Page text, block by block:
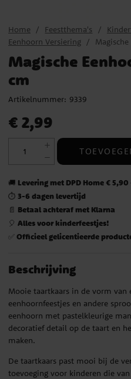
Home Feestthema's
Eenhoorn Versiering
Magische
cm
Artikelnummer: 9339
Prijs: € 2,99
€ 2,99
🚚 Levering met DPD Home €
⏱️ 3-6 dagen levertijd
📄 Betaal achteraf met Klarna
🎈 Alles voor kinderfeestjes!
✅ Officieel gelicentieerde
Beschrijving
Mooie taartkaars in de vorm van
eenhoornfeestjes en andere
eenhoorn met pastelkleurige
decoratief detail op de taart en
maken.
De taartkaars past mooi bij de
toevoeging voor kinderen die